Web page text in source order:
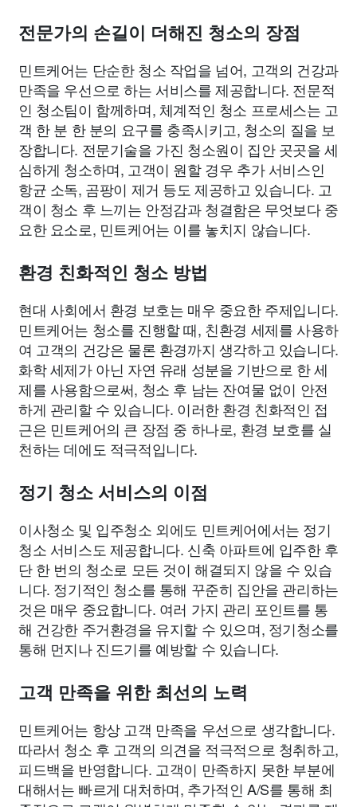
전문가의 손길이 더해진 청소의 장점
민트케어는 단순한 청소 작업을 넘어, 고객의 건강과
만족을 우선으로 하는 서비스를 제공합니다. 전문적
인 청소팀이 함께하며, 체계적인 청소 프로세스는 고
객 한 분 한 분의 요구를 충족시키고, 청소의 질을 보
장합니다. 전문기술을 가진 청소원이 집안 곳곳을 세
심하게 청소하며, 고객이 원할 경우 추가 서비스인
항균 소독, 곰팡이 제거 등도 제공하고 있습니다. 고
객이 청소 후 느끼는 안정감과 청결함은 무엇보다 중
요한 요소로, 민트케어는 이를 놓치지 않습니다.
환경 친화적인 청소 방법
현대 사회에서 환경 보호는 매우 중요한 주제입니다.
민트케어는 청소를 진행할 때, 친환경 세제를 사용하
여 고객의 건강은 물론 환경까지 생각하고 있습니다.
화학 세제가 아닌 자연 유래 성분을 기반으로 한 세
제를 사용함으로써, 청소 후 남는 잔여물 없이 안전
하게 관리할 수 있습니다. 이러한 환경 친화적인 접
근은 민트케어의 큰 장점 중 하나로, 환경 보호를 실
천하는 데에도 적극적입니다.
정기 청소 서비스의 이점
이사청소 및 입주청소 외에도 민트케어에서는 정기
청소 서비스도 제공합니다. 신축 아파트에 입주한 후
단 한 번의 청소로 모든 것이 해결되지 않을 수 있습
니다. 정기적인 청소를 통해 꾸준히 집안을 관리하는
것은 매우 중요합니다. 여러 가지 관리 포인트를 통
해 건강한 주거환경을 유지할 수 있으며, 정기청소를
통해 먼지나 진드기를 예방할 수 있습니다.
고객 만족을 위한 최선의 노력
민트케어는 항상 고객 만족을 우선으로 생각합니다.
따라서 청소 후 고객의 의견을 적극적으로 청취하고,
피드백을 반영합니다. 고객이 만족하지 못한 부분에
대해서는 빠르게 대처하며, 추가적인 A/S를 통해 최